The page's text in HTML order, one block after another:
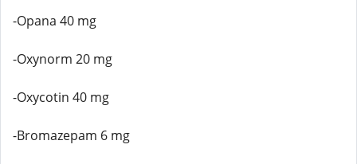
-Opana 40 mg
-Oxynorm 20 mg
-Oxycotin 40 mg
-Bromazepam 6 mg